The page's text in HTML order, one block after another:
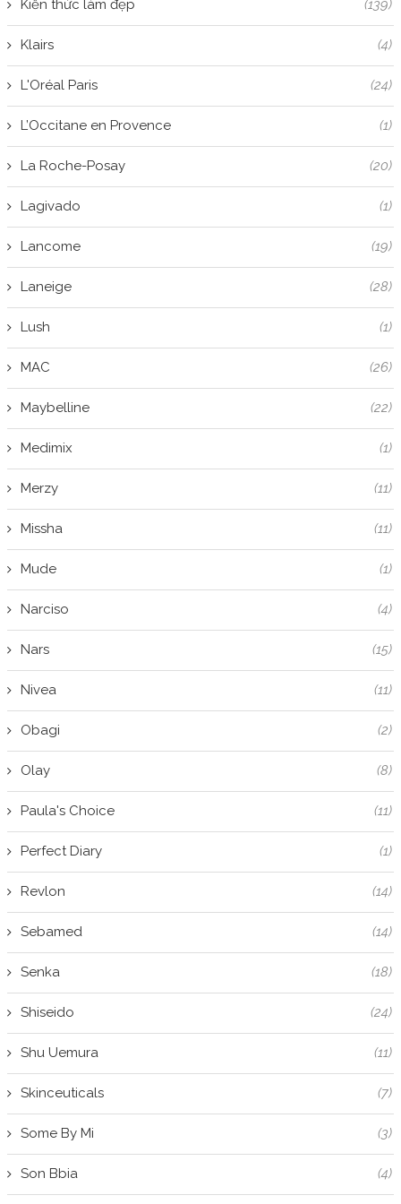
Kiến thức làm đẹp (139)
Klairs (4)
L'Oréal Paris (24)
L’Occitane en Provence (1)
La Roche-Posay (20)
Lagivado (1)
Lancome (19)
Laneige (28)
Lush (1)
MAC (26)
Maybelline (22)
Medimix (1)
Merzy (11)
Missha (11)
Mude (1)
Narciso (4)
Nars (15)
Nivea (11)
Obagi (2)
Olay (8)
Paula's Choice (11)
Perfect Diary (1)
Revlon (14)
Sebamed (14)
Senka (18)
Shiseido (24)
Shu Uemura (11)
Skinceuticals (7)
Some By Mi (3)
Son Bbia (4)